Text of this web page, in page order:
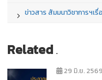
ข่าวสาร สัมมนาวิชาการฯเ
Related.
29 มิ.ย. 2569